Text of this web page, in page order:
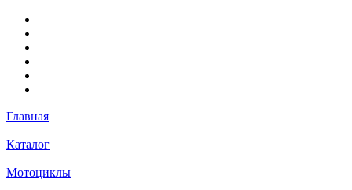
Главная
Каталог
Мотоциклы